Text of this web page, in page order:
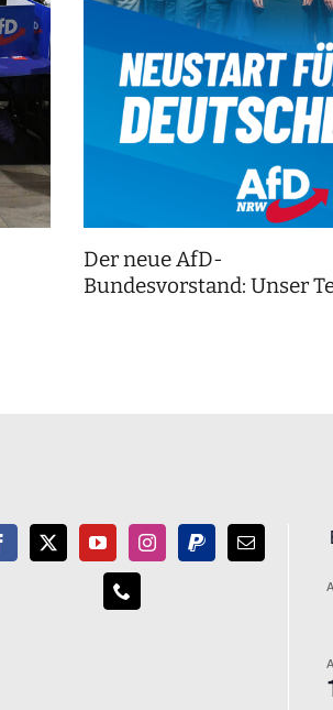
Der neue AfD-
Bundesvorstand: Unser